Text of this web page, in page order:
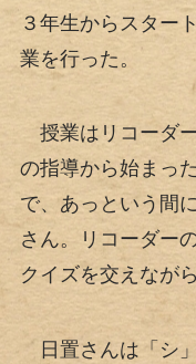
３年生からスター
業を行った。
授業はリコーダ
の指導から始まっ
で、あっという間
さん。リコーダー
クイズを交えなが
日置さんは「シ